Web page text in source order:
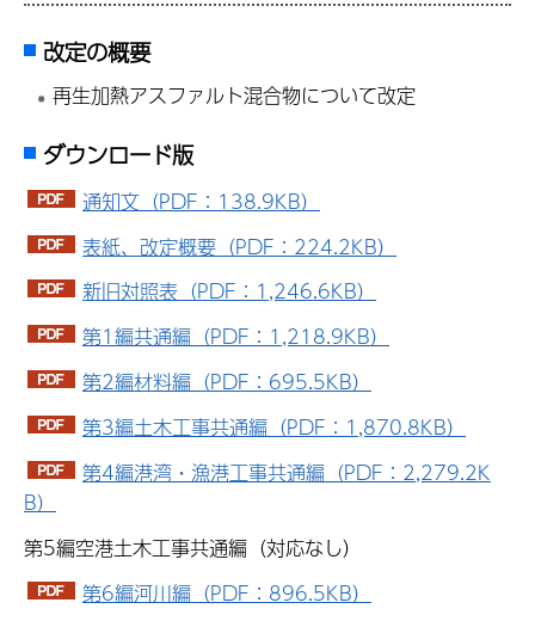
改定の概要
再生加熱アスファルト混合物について改定
ダウンロード版
通知文（PDF：138.9KB）
表紙、改定概要（PDF：224.2KB）
新旧対照表（PDF：1,246.6KB）
第1編共通編（PDF：1,218.9KB）
第2編材料編（PDF：695.5KB）
第3編土木工事共通編（PDF：1,870.8KB）
第4編港湾・漁港工事共通編（PDF：2,279.2K
B）
第5編空港土木工事共通編（対応なし）
第6編河川編（PDF：896.5KB）